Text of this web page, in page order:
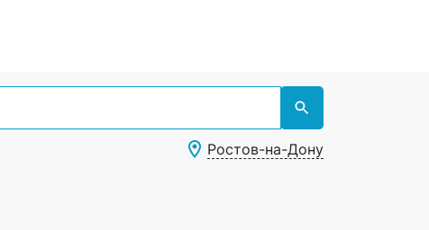
Ростов-на-Дону